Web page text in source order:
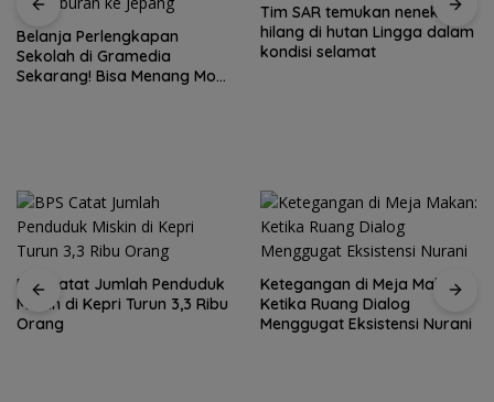
Belanja Perlengkapan
Sekolah di Gramedia
Sekarang! Bisa Menang Mobil
Tim SAR temukan nenek
hilang di hutan Lingga dalam
kondisi selamat
BPS Catat Jumlah Penduduk
Miskin di Kepri Turun 3,3 Ribu
Orang
Ketegangan di Meja Makan:
Ketika Ruang Dialog
Menggugat Eksistensi Nurani